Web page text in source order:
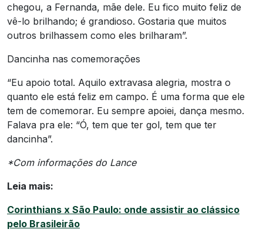
chegou, a Fernanda, mãe dele. Eu fico muito feliz de
vê-lo brilhando; é grandioso. Gostaria que muitos
outros brilhassem como eles brilharam”.
Dancinha nas comemorações
“Eu apoio total. Aquilo extravasa alegria, mostra o
quanto ele está feliz em campo. É uma forma que ele
tem de comemorar. Eu sempre apoiei, dança mesmo.
Falava pra ele: “Ó, tem que ter gol, tem que ter
dancinha”.
*Com informações do Lance
Leia mais:
Corinthians x São Paulo: onde assistir ao clássico
pelo Brasileirão